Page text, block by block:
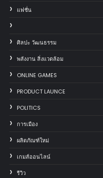
แฟชั่น
ศิลปะ วัฒนธรรม
พลังงาน สิ่งแวดล้อม
ONLINE GAMES
PRODUCT LAUNCE
POLITICS
การเมือง
ผลิตภัณฑ์ใหม่
เกมส์ออนไลน์
รีวิว